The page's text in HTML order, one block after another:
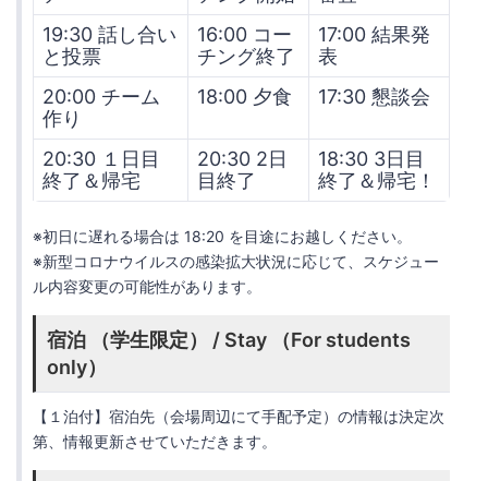
19:30 話し合い
と投票
16:00 コー
チング終了
17:00 結果発
表
20:00 チーム
作り
18:00 夕食 17:30 懇談会
20:30 １日目
終了＆帰宅
20:30 2日
目終了
18:30 3日目
終了＆帰宅！
※初日に遅れる場合は 18:20 を目途にお越しください。
※新型コロナウイルスの感染拡大状況に応じて、スケジュー
ル内容変更の可能性があります。
宿泊 （学生限定） / Stay （For students
only）
【１泊付】宿泊先（会場周辺にて手配予定）の情報は決定次
第、情報更新させていただきます。